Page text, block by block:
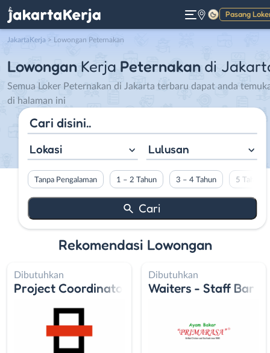
Pasang
Gelap
JakartaKerja > Lowongan Peternakan
Lowongan Kerja Peternakan di
Semua Loker Peternakan di Jakarta terbaru dapat anda
di halaman ini
Lokasi Lulusan
Tanpa Pengalaman 1 – 2 Tahun 3 – 4 Tahun 5 Tahun
Rekomendasi Lowongan
Dibutuhkan
Project Coordinator
Dibutuhkan
Waiters - Staff Bar